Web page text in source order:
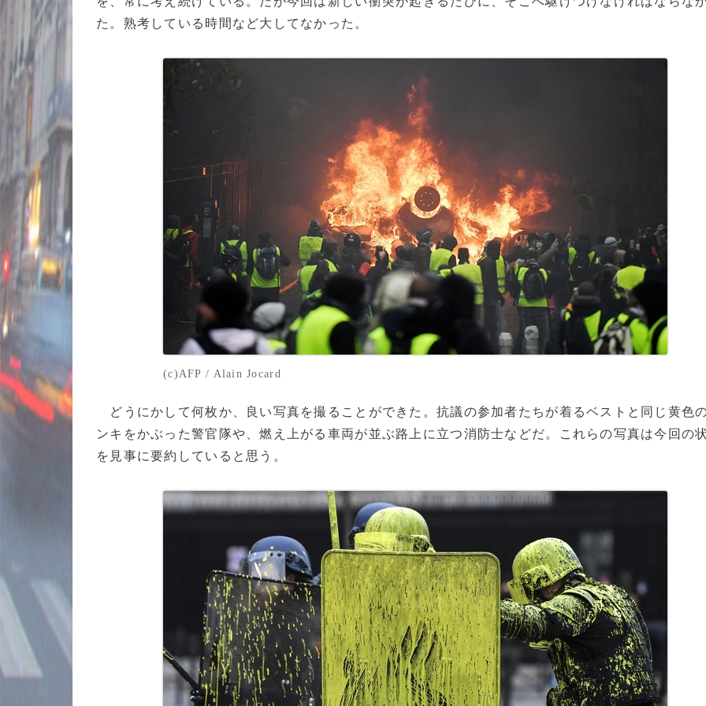
た。熟考している時間など大してなかった。
(c)AFP / Alain Jocard
どうにかして何枚か、良い写真を撮ることができた。抗議の参加者たちが着るベストと同じ黄色
ンキをかぶった警官隊や、燃え上がる車両が並ぶ路上に立つ消防士などだ。これらの写真は今回の
を見事に要約していると思う。